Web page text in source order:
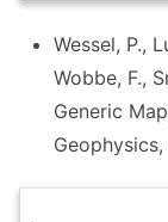
Wessel, P.,
Wobbe, F.,
Generic